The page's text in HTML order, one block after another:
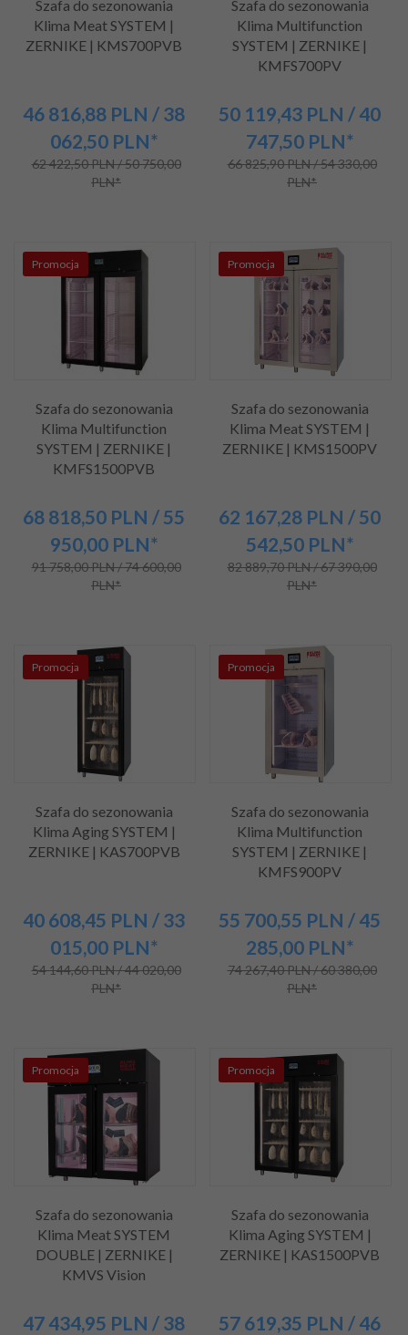
Szafa do sezonowania
Klima Meat SYSTEM |
ZERNIKE | KMS700PVB
46 816,88 PLN / 38
062,50 PLN*
62 422,50 PLN / 50 750,00
PLN*
Szafa do sezonowania
Klima Multifunction
SYSTEM | ZERNIKE |
KMFS700PV
50 119,43 PLN / 40
747,50 PLN*
66 825,90 PLN / 54 330,00
PLN*
Promocja
Szafa do sezonowania
Klima Multifunction
SYSTEM | ZERNIKE |
KMFS1500PVB
68 818,50 PLN / 55
950,00 PLN*
91 758,00 PLN / 74 600,00
PLN*
Promocja
Szafa do sezonowania
Klima Meat SYSTEM |
ZERNIKE | KMS1500PV
62 167,28 PLN / 50
542,50 PLN*
82 889,70 PLN / 67 390,00
PLN*
Promocja
Szafa do sezonowania
Klima Aging SYSTEM |
ZERNIKE | KAS700PVB
40 608,45 PLN / 33
015,00 PLN*
54 144,60 PLN / 44 020,00
PLN*
Promocja
Szafa do sezonowania
Klima Multifunction
SYSTEM | ZERNIKE |
KMFS900PV
55 700,55 PLN / 45
285,00 PLN*
74 267,40 PLN / 60 380,00
PLN*
Promocja
Szafa do sezonowania
Klima Meat SYSTEM
DOUBLE | ZERNIKE |
KMVS Vision
47 434,95 PLN / 38
Promocja
Szafa do sezonowania
Klima Aging SYSTEM |
ZERNIKE | KAS1500PVB
57 619,35 PLN / 46